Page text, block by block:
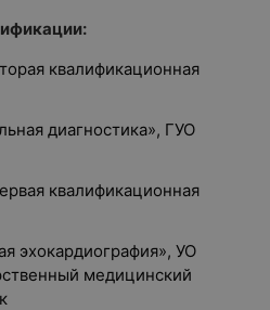
квалификационная
диагностика», ГУО
квалификационная
эхокардиография», УО
медицинский